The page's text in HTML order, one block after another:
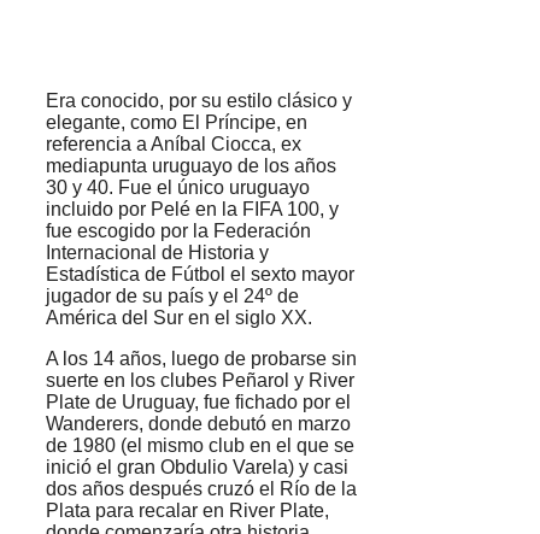
Era conocido, por su estilo clásico y
elegante, como El Príncipe, en
referencia a Aníbal Ciocca, ex
mediapunta uruguayo de los años
30 y 40. Fue el único uruguayo
incluido por Pelé en la FIFA 100, y
fue escogido por la Federación
Internacional de Historia y
Estadística de Fútbol el sexto mayor
jugador de su país y el 24º de
América del Sur en el siglo XX.
A los 14 años, luego de probarse sin
suerte en los clubes Peñarol y River
Plate de Uruguay, fue fichado por el
Wanderers, donde debutó en marzo
de 1980 (el mismo club en el que se
inició el gran Obdulio Varela) y casi
dos años después cruzó el Río de la
Plata para recalar en River Plate,